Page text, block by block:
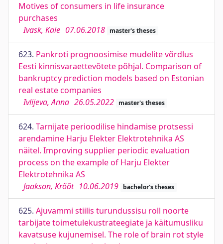
Motives of consumers in life insurance
purchases
Ivask, Kaie 07.06.2018 master's theses
623. Pankroti prognoosimise mudelite võrdlus
Eesti kinnisvaraettevõtete põhjal. Comparison of
bankruptcy prediction models based on Estonian
real estate companies
Ivlijeva, Anna 26.05.2022 master's theses
624. Tarnijate perioodilise hindamise protsessi
arendamine Harju Elekter Elektrotehnika AS
näitel. Improving supplier periodic evaluation
process on the example of Harju Elekter
Elektrotehnika AS
Jaakson, Krõõt 10.06.2019 bachelor's theses
625. Ajuvammi stiilis turundussisu roll noorte
tarbijate toimetulekustrateegiate ja käitumusliku
kavatsuse kujunemisel. The role of brain rot style